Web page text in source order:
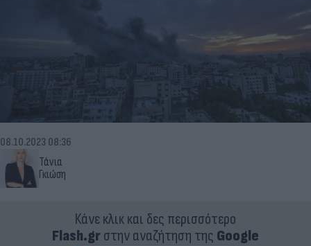
Τάνια
Γκιώση
08.10.2023 08:36
Κάνε κλικ και δες περισσότερο
Flash.grστην αναζήτηση της Google